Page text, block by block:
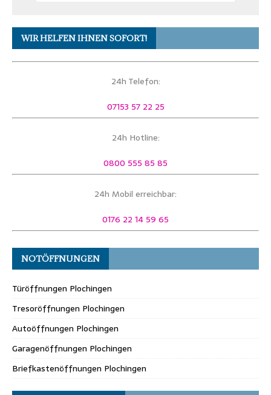
WIR HELFEN IHNEN SOFORT!
24h Telefon:
07153 57 22 25
24h Hotline:
0800 555 85 85
24h Mobil erreichbar:
0176 22 14 59 65
NOTÖFFNUNGEN
Türöffnungen Plochingen
Tresoröffnungen Plochingen
Autoöffnungen Plochingen
Garagenöffnungen Plochingen
Briefkastenöffnungen Plochingen